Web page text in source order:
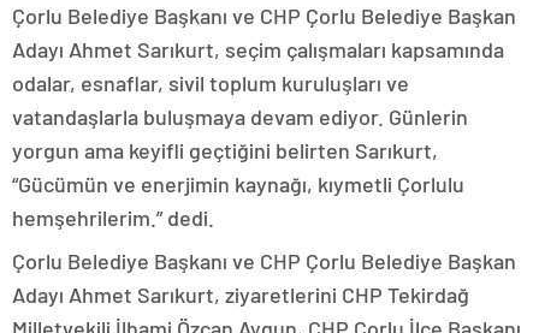
Çorlu Belediye Başkanı ve CHP Çorlu Belediye Başkan
Adayı Ahmet Sarıkurt, seçim çalışmaları kapsamında
odalar, esnaflar, sivil toplum kuruluşları ve
vatandaşlarla buluşmaya devam ediyor. Günlerin
yorgun ama keyifli geçtiğini belirten Sarıkurt,
“Gücümün ve enerjimin kaynağı, kıymetli Çorlulu
hemşehrilerim.” dedi.
Çorlu Belediye Başkanı ve CHP Çorlu Belediye Başkan
Adayı Ahmet Sarıkurt, ziyaretlerini CHP Tekirdağ
Milletvekili İlhami Özcan Aygun, CHP Çorlu İlçe Başkanı